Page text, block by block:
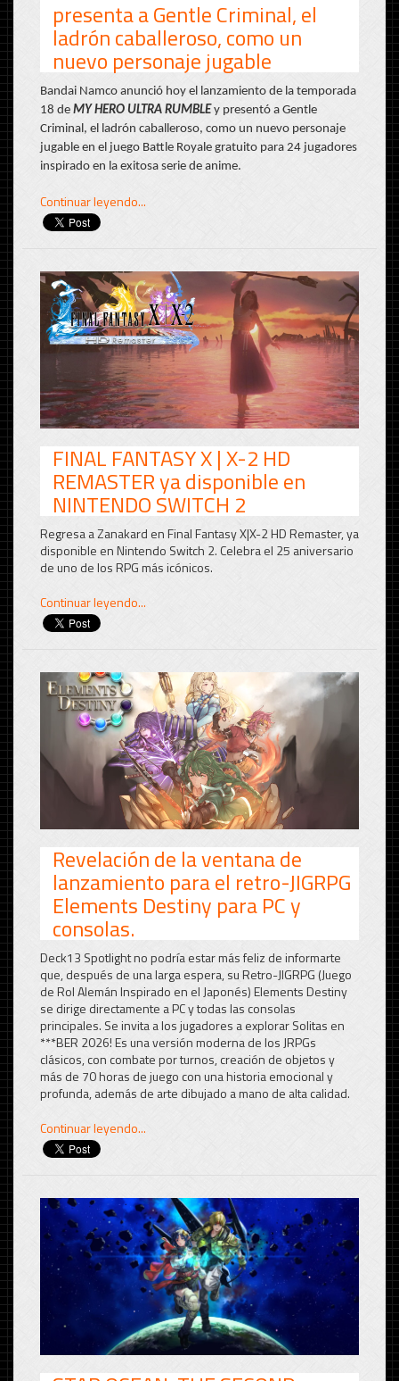
presenta a Gentle Criminal, el
ladrón caballeroso, como un
nuevo personaje jugable
Bandai Namco anunció hoy el lanzamiento de la temporada
18 de MY HERO ULTRA RUMBLEy presentó a Gentle
Criminal, el ladrón caballeroso, como un nuevo personaje
jugable en el juego Battle Royale gratuito para 24 jugadores
inspirado en la exitosa serie de anime.
Continuar leyendo...
FINAL FANTASY X | X-2 HD
REMASTER ya disponible en
NINTENDO SWITCH 2
Regresa a Zanakard en Final Fantasy X|X-2 HD Remaster, ya
disponible en Nintendo Switch 2. Celebra el 25 aniversario
de uno de los RPG más icónicos.
Continuar leyendo...
Revelación de la ventana de
lanzamiento para el retro-JIGRPG
Elements Destiny para PC y
consolas.
Deck13 Spotlight no podría estar más feliz de informarte
que, después de una larga espera, su Retro-JIGRPG (Juego
de Rol Alemán Inspirado en el Japonés) Elements Destiny
se dirige directamente a PC y todas las consolas
principales. Se invita a los jugadores a explorar Solitas en
***BER 2026! Es una versión moderna de los JRPGs
clásicos, con combate por turnos, creación de objetos y
más de 70 horas de juego con una historia emocional y
profunda, además de arte dibujado a mano de alta calidad.
Continuar leyendo...